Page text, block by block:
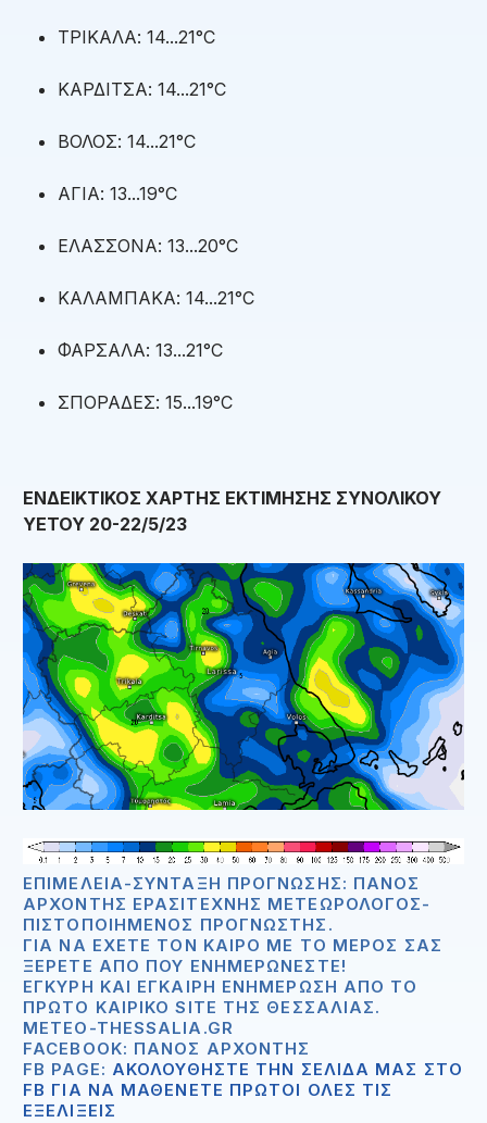
ΤΡΙΚΑΛΑ: 14...21°C
ΚΑΡΔΙΤΣΑ: 14...21°C
ΒΟΛΟΣ: 14...21°C
ΑΓΙΑ: 13...19°C
ΕΛΑΣΣΟΝΑ: 13...20°C
ΚΑΛΑΜΠΑΚΑ: 14...21°C
ΦΑΡΣΑΛΑ: 13...21°C
ΣΠΟΡΑΔΕΣ: 15...19°C
ΕΝΔΕΙΚΤΙΚΟΣ ΧΑΡΤΗΣ ΕΚΤΙΜΗΣΗΣ ΣΥΝΟΛΙΚΟΥ
ΥΕΤΟΥ 20-22/5/23
ΕΠΙΜΈΛΕΙΑ-ΣΎΝΤΑΞΗ ΠΡΌΓΝΩΣΗΣ: ΠΆΝΟΣ
ΑΡΧΟΝΤΉΣ ΕΡΑΣΙΤΈΧΝΗΣ ΜΕΤΕΩΡΟΛΌΓΟΣ-
ΠΙΣΤΟΠΟΙΗΜΈΝΟΣ ΠΡΟΓΝΏΣΤΗΣ.
ΓΙΑ ΝΑ ΈΧΕΤΕ ΤΟΝ ΚΑΙΡΌ ΜΕ ΤΟ ΜΈΡΟΣ ΣΑΣ
ΞΈΡΕΤΕ ΑΠΟ ΠΟΥ ΕΝΗΜΕΡΏΝΕΣΤΕ!
ΈΓΚΥΡΗ ΚΑΙ ΈΓΚΑΙΡΗ ΕΝΗΜΈΡΩΣΗ ΑΠΟ ΤΟ
ΠΡΏΤΟ ΚΑΙΡΙΚΌ SITE ΤΗΣ ΘΕΣΣΑΛΊΑΣ.
METEO-THESSALIA.GR
FACEBOOK: ΠΆΝΟΣ ΑΡΧΟΝΤΉΣ
FB PAGE: ΑΚΟΛΟΥΘΗΣΤΕ ΤΗΝ ΣΕΛΙΔΑ ΜΑΣ ΣΤΟ
FB ΓΙΑ ΝΑ ΜΑΘΕΝΕΤΕ ΠΡΩΤΟΙ ΟΛΕΣ ΤΙΣ
ΕΞΕΛΙΞΕΙΣ